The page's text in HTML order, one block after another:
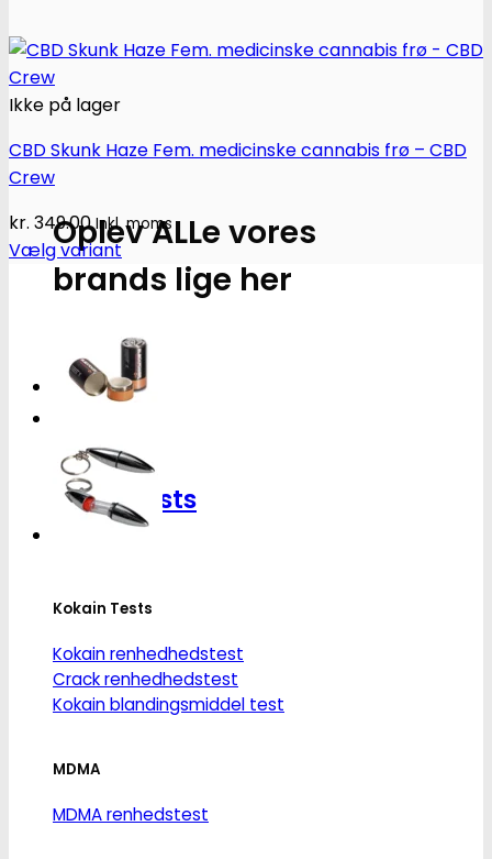
Oplev ALLe vores
brands lige her
Gå til brands
Narkotests
Narkotests
Kokain Tests
Kokain renhedhedstest
Crack renhedhedstest
Kokain blandingsmiddel test
MDMA
MDMA renhedstest
Ikke på lager
CBD Skunk Haze Fem. medicinske cannabis frø – CBD
Crew
kr. 349.00 Inkl. moms
Vælg variant
varianter.
Mulighederne
vælges